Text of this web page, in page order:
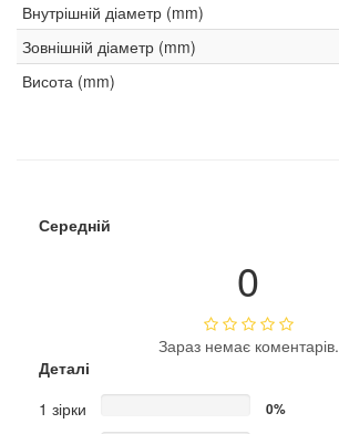
Внутрішній діаметр (mm)
Зовнішній діаметр (mm)
Висота (mm)
Середній
0
Зараз немає коментарів.
Деталі
1 зірки
0%